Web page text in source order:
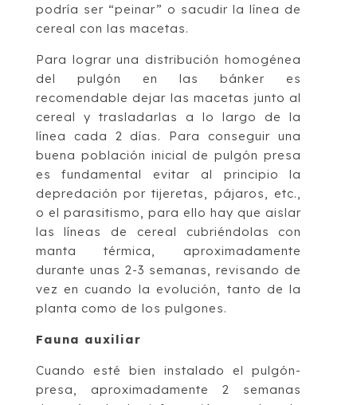
podría ser “peinar” o sacudir la línea de
cereal con las macetas.
Para lograr una distribución homogénea
del pulgón en las bánker es
recomendable dejar las macetas junto al
cereal y trasladarlas a lo largo de la
línea cada 2 días. Para conseguir una
buena población inicial de pulgón presa
es fundamental evitar al principio la
depredación por tijeretas, pájaros, etc.,
o el parasitismo, para ello hay que aislar
las líneas de cereal cubriéndolas con
manta térmica, aproximadamente
durante unas 2-3 semanas, revisando de
vez en cuando la evolución, tanto de la
planta como de los pulgones.
Fauna auxiliar
Cuando esté bien instalado el pulgón-
presa, aproximadamente 2 semanas